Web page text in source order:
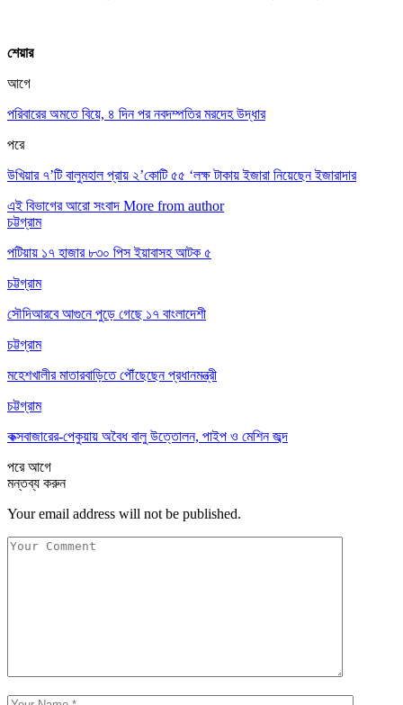
শেয়ার
আগে
পরিবারের অমতে বিয়ে, ৪ দিন পর নবদম্পতির মরদেহ উদ্ধার
পরে
উখিয়ার ৭’টি বালুমহাল প্রায় ২’কোটি ৫৫ ‘লক্ষ টাকায় ইজারা নিয়েছেন ইজারাদার
এই বিভাগের আরো সংবাদ More from author
চট্টগ্রাম
পটিয়ায় ১৭ হাজার ৮৩০ পিস ইয়াবাসহ আটক ৫
চট্টগ্রাম
সৌদিআরবে আগুনে পুড়ে গেছে ১৭ বাংলাদেশী
চট্টগ্রাম
মহেশখালীর মাতারবাড়িতে পৌঁছেছেন প্রধানমন্ত্রী
চট্টগ্রাম
কক্সবাজারের-পেকুয়ায় অবৈধ বালু উত্তোলন, পাইপ ও মেশিন জব্দ
পরেআগে
মন্তব্য করুন
Your email address will not be published.